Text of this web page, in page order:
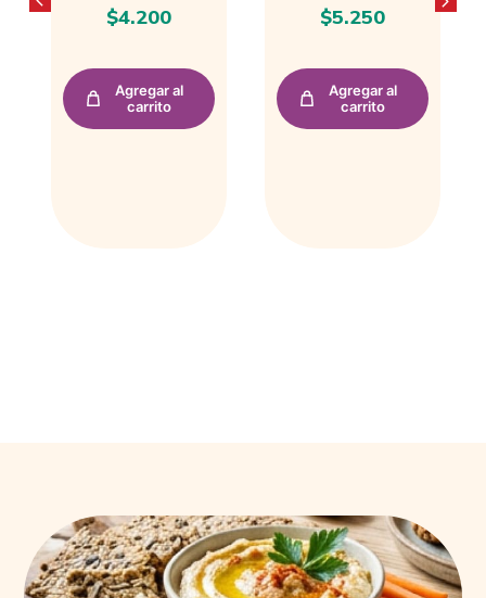
$5.250
Agregar al
carrito
$4.000
Agregar al
carrito